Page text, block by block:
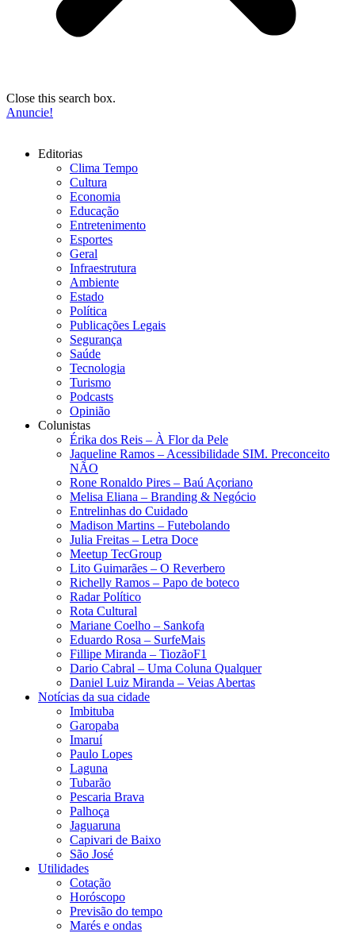
Close this search box.
Anuncie!
Editorias
Clima Tempo
Cultura
Economia
Educação
Entretenimento
Esportes
Geral
Infraestrutura
Ambiente
Estado
Política
Publicações Legais
Segurança
Saúde
Tecnologia
Turismo
Podcasts
Opinião
Colunistas
Érika dos Reis​ – À Flor da Pele
Jaqueline Ramos – Acessibilidade SIM. Preconceito
NÃO
Rone Ronaldo Pires – Baú Açoriano
Melisa Eliana – Branding & Negócio
Entrelinhas do Cuidado
Madison Martins – Futebolando
Julia Freitas​ – Letra Doce
Meetup TecGroup
Lito Guimarães – O Reverbero
Richelly Ramos​ – Papo de boteco
Radar Político
Rota Cultural
Mariane Coelho – Sankofa
Eduardo Rosa​ – SurfeMais
Fillipe Miranda – TiozãoF1
Dario Cabral – Uma Coluna Qualquer
Daniel Luiz Miranda – Veias Abertas
Notícias da sua cidade
Imbituba
Garopaba
Imaruí
Paulo Lopes
Laguna
Tubarão
Pescaria Brava
Palhoça
Jaguaruna
Capivari de Baixo
São José
Utilidades
Cotação
Horóscopo
Previsão do tempo
Marés e ondas